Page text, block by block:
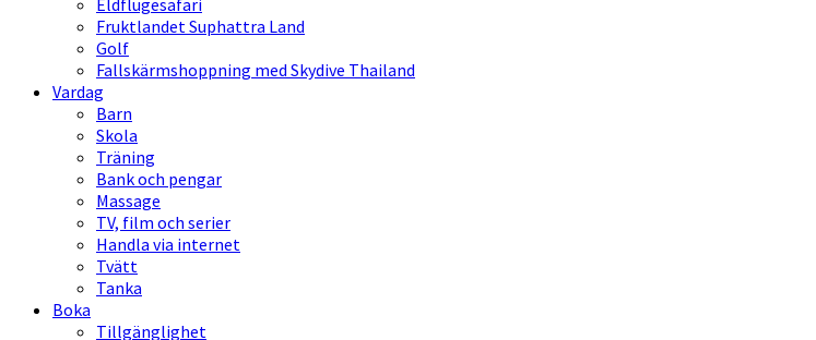
Eldflugesafari
Fruktlandet Suphattra Land
Golf
Fallskärmshoppning med Skydive Thailand
Vardag
Barn
Skola
Träning
Bank och pengar
Massage
TV, film och serier
Handla via internet
Tvätt
Tanka
Boka
Tillgänglighet